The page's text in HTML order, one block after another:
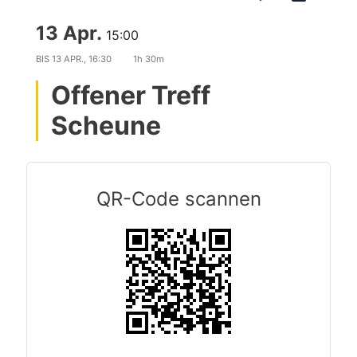
13 Apr. 15:00
BIS 13 APR., 16:30 1h 30m
Offener Treff
Scheune
QR-Code scannen